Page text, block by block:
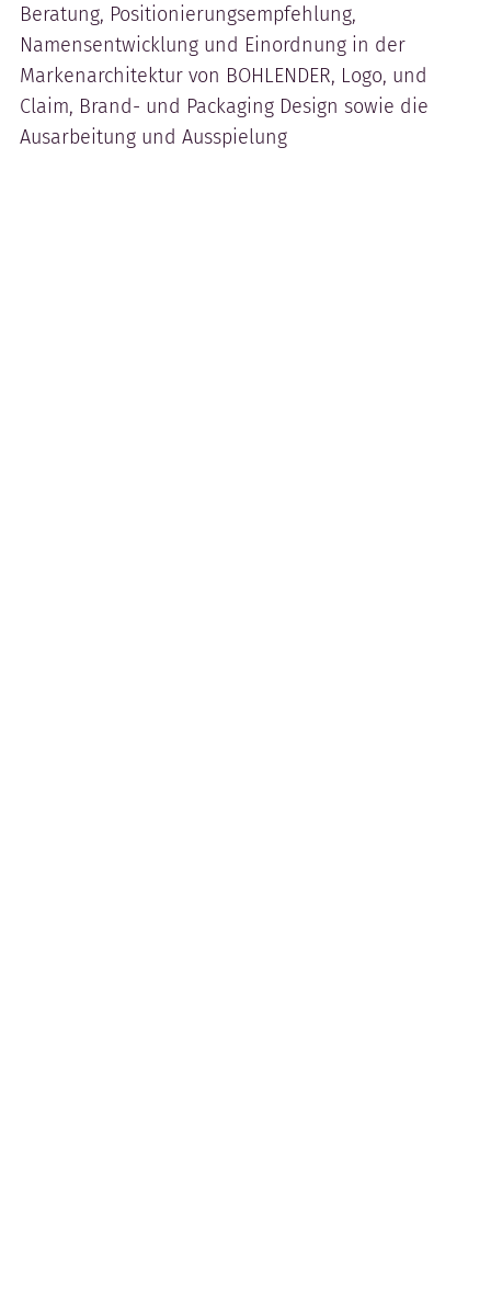
Beratung, Positionierungsempfehlung,
Namensentwicklung und Einordnung in der
Markenarchitektur von BOHLENDER, Logo, und
Claim, Brand- und Packaging Design sowie die
Ausarbeitung und Ausspielung